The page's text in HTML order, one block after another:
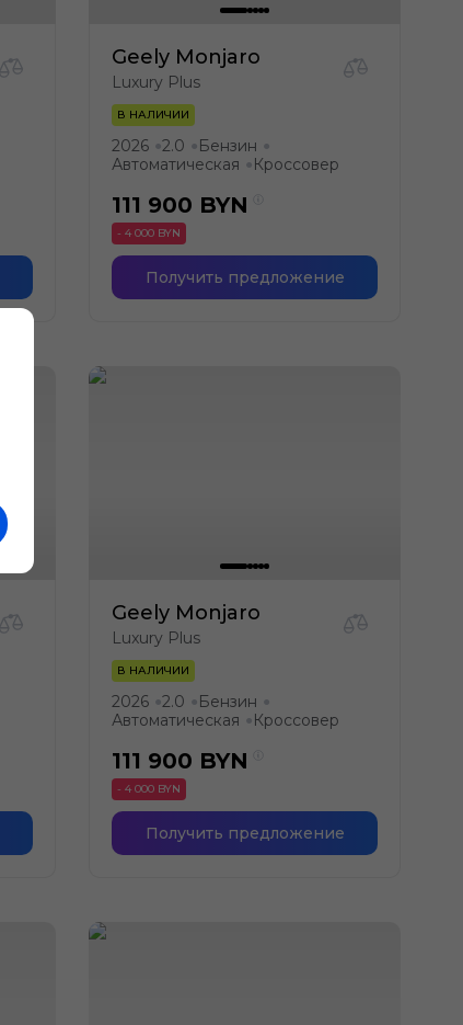
Geely Monjaro
Luxury Plus
В НАЛИЧИИ
2026 ●2.0 ● Бензин ●
Автоматическая ● Кроссовер
111 900 BYN
- 4 000 BYN
Получить предложение
Geely Monjaro
Luxury Plus
В НАЛИЧИИ
2026 ●2.0 ● Бензин ●
Автоматическая ● Кроссовер
111 900 BYN
- 4 000 BYN
Получить предложение